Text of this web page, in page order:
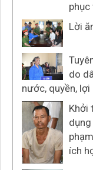
phục
Lời
do
nước, quyền,
Khởi
ích